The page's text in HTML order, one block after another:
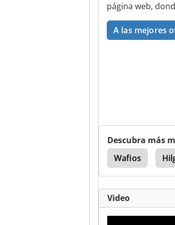
página web,
A las mejores
Descubra más
Wafios
Video